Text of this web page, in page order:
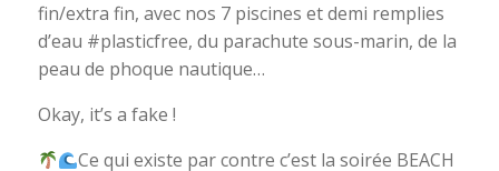
fin/extra fin, avec nos 7 piscines et demi remplies
d’eau #plasticfree, du parachute sous-marin, de la
peau de phoque nautique…
Okay, it’s a fake !
Ce qui existe par contre c’est la soirée BEACH